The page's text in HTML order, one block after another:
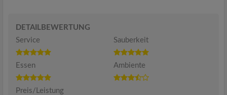
DETAILBEWERTUNG
Service
Sauberkeit
Essen Ambiente
Preis/Leistung